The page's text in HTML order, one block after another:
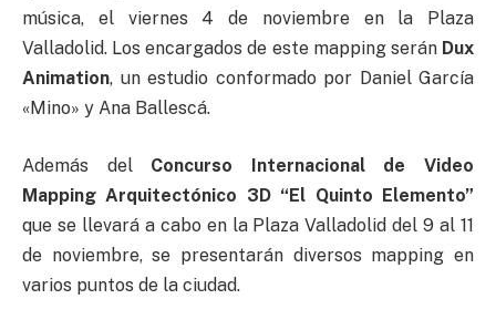
música, el viernes 4 de noviembre en la Plaza
Valladolid. Los encargados de este mapping serán Dux
Animation, un estudio conformado por Daniel García
«Mino» y Ana Ballescá.
Además del Concurso Internacional de Video
Mapping Arquitectónico 3D “El Quinto Elemento”
que se llevará a cabo en la Plaza Valladolid del 9 al 11
de noviembre, se presentarán diversos mapping en
varios puntos de la ciudad.